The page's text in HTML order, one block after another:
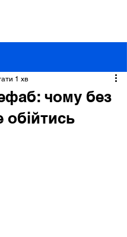
чому без
обійтись
1 хв